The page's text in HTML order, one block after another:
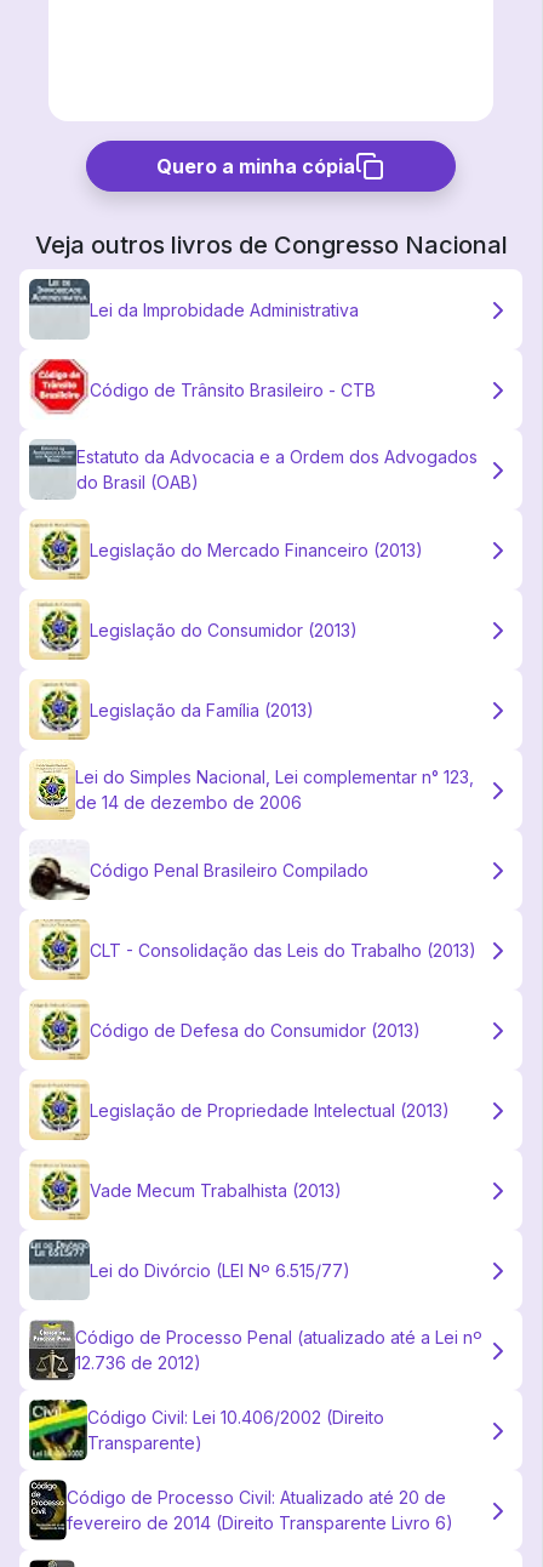
Quero a minha cópia
Veja outros livros de Congresso Nacional
Lei da Improbidade Administrativa
Código de Trânsito Brasileiro - CTB
Estatuto da Advocacia e a Ordem dos Advogados
do Brasil (OAB)
Legislação do Mercado Financeiro (2013)
Legislação do Consumidor (2013)
Legislação da Família (2013)
Lei do Simples Nacional, Lei complementar n° 123,
de 14 de dezembo de 2006
Código Penal Brasileiro Compilado
CLT - Consolidação das Leis do Trabalho (2013)
Código de Defesa do Consumidor (2013)
Legislação de Propriedade Intelectual (2013)
Vade Mecum Trabalhista (2013)
Lei do Divórcio (LEI Nº 6.515/77)
Código de Processo Penal (atualizado até a Lei nº
12.736 de 2012)
Código Civil: Lei 10.406/2002 (Direito
Transparente)
Código de Processo Civil: Atualizado até 20 de
fevereiro de 2014 (Direito Transparente Livro 6)